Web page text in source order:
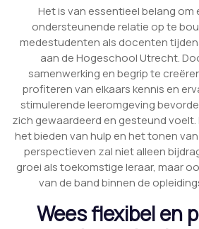
Het is van essentieel belang om
ondersteunende relatie op te
medestudenten als docenten
aan de Hogeschool Utrecht.
samenwerking en begrip te
profiteren van elkaars kennis en
stimulerende leeromgeving
zich gewaardeerd en gesteund voelt.
het bieden van hulp en het tonen
perspectieven zal niet alleen
groei als toekomstige leraar, maar
van de band binnen de
Wees flexibel en